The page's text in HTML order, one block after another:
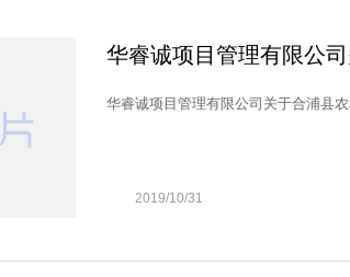
华睿诚项目管理有限公
华睿诚项目管理有限公司关于合浦县
2019/10/31